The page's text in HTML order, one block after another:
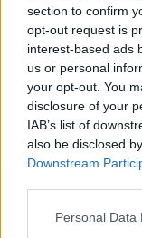
section to confirm
opt-out request is
interest-based ads
us or personal
your opt-out. You
disclosure of your
IAB’s list of
also be disclosed
Downstream
Personal Data
Literatura
Ostatnie
rozpoznasz...